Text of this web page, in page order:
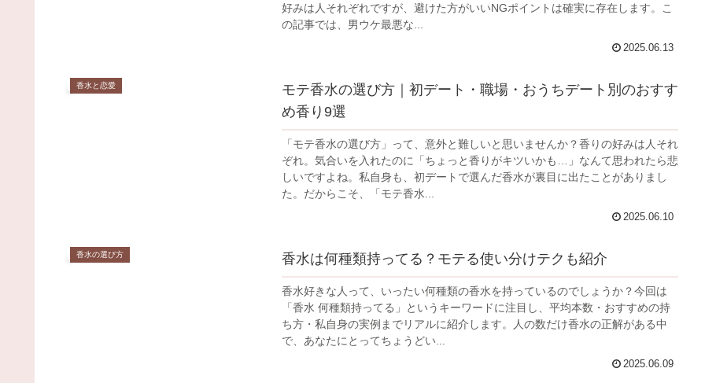
好みは人それぞれですが、避けた方がいいNGポイントは確実に存在します。こ
の記事では、男ウケ最悪な...
2025.06.13
香水と恋愛
モテ香水の選び方｜初デート・職場・おうちデート別のおすす
め香り9選
「モテ香水の選び方」って、意外と難しいと思いませんか？香りの好みは人それ
ぞれ。気合いを入れたのに「ちょっと香りがキツいかも…」なんて思われたら悲
しいですよね。私自身も、初デートで選んだ香水が裏目に出たことがありまし
た。だからこそ、「モテ香水...
2025.06.10
香水の選び方 香水は何種類持ってる？モテる使い分けテクも紹介
香水好きな人って、いったい何種類の香水を持っているのでしょうか？今回は
「香水 何種類持ってる」というキーワードに注目し、平均本数・おすすめの持
ち方・私自身の実例までリアルに紹介します。人の数だけ香水の正解がある中
で、あなたにとってちょうどい...
2025.06.09